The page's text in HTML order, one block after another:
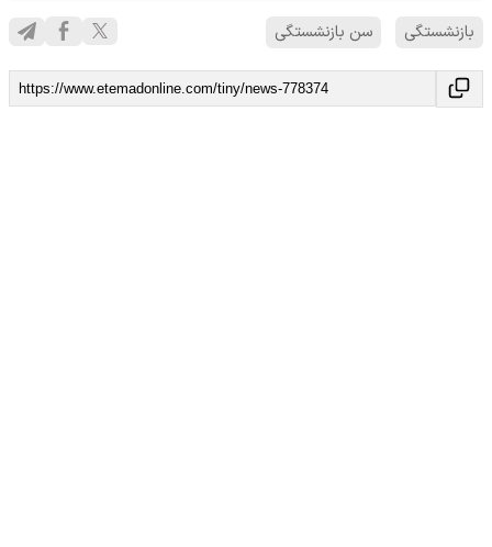
بازنشستگی سن بازنشستگی